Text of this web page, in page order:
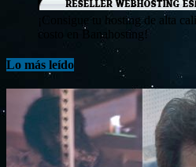
¡Consigue tu hosting de alta
costo en Banahosting!
Lo más leído